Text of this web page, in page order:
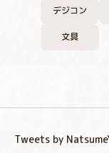
デジコン
文具
Tweets by